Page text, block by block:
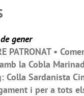
gener
PATRONAT •
la Cobla
Colla Sardanista
i per a tots